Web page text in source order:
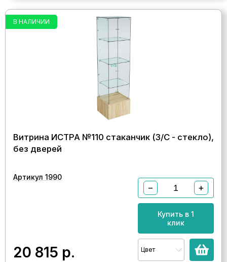
В НАЛИЧИИ
Витрина ИСТРА №110 стаканчик (З/С - стекло),
без дверей
Артикул 1990
20 815 р.
− +
Купить в 1
клик
Цвет